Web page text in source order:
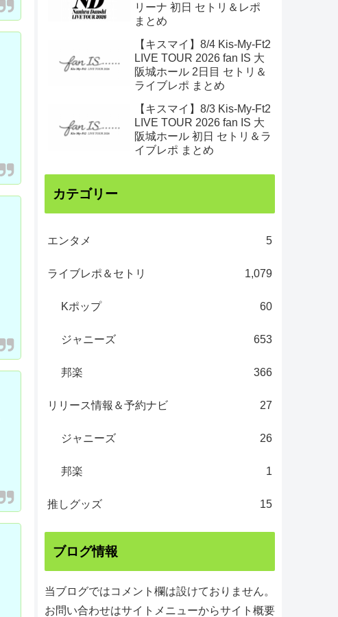
リーナ 初日 セトリ＆レポ
まとめ
【キスマイ】8/4 Kis-My-Ft2
LIVE TOUR 2026 fan IS 大
阪城ホール 2日目 セトリ＆
ライブレポ まとめ
【キスマイ】8/3 Kis-My-Ft2
LIVE TOUR 2026 fan IS 大
阪城ホール 初日 セトリ＆ラ
イブレポ まとめ
カテゴリー
エンタメ 5
ライブレポ＆セトリ 1,079
Kポップ 60
ジャニーズ 653
邦楽 366
リリース情報＆予約ナビ 27
ジャニーズ 26
邦楽 1
推しグッズ 15
ブログ情報
当ブログではコメント欄は設けておりません。
お問い合わせはサイトメニューからサイト概要